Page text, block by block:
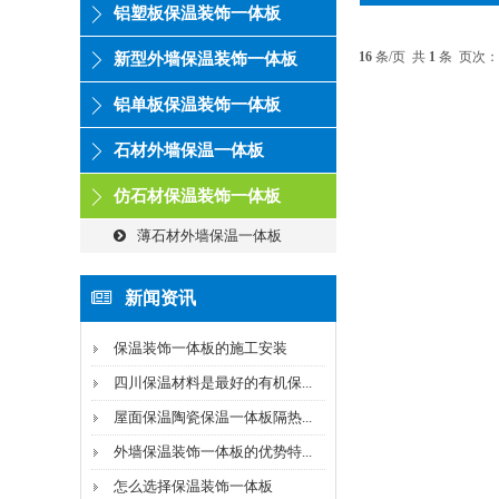
铝塑板保温装饰一体板
新型外墙保温装饰一体板
铝单板保温装饰一体板
石材外墙保温一体板
仿石材保温装饰一体板
薄石材外墙保温一体板
新闻资讯
保温装饰一体板的施工安装
四川保温材料是最好的有机保...
屋面保温陶瓷保温一体板隔热...
外墙保温装饰一体板的优势特...
怎么选择保温装饰一体板
16 条/页 共 1 条 页次：